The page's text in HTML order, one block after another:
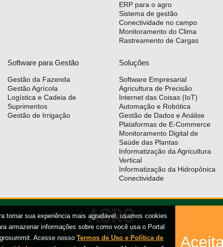
tornar sua experiência mais agradável, usamos cookies
armazenar informações sobre como você usa o Portal
Acesse nossoTermos de Uso e Política de
ERP para o agro
Sistema de gestão
Conectividade no campo
Monitoramento do Clima
Rastreamento de Cargas
Software para Gestão
Gestão da Fazenda
Gestão Agrícola
Logística e Cadeia de
Suprimentos
Gestão de Irrigação
Soluções
Software Empresarial
Agricultura de Precisão
Internet das Coisas (IoT)
Automação e Robótica
Gestão de Dados e Análise
Plataformas de E-Commerce
Monitoramento Digital de
Saúde das Plantas
Informatização da Agricultura
Vertical
Informatização da Hidropônica
Conectividade